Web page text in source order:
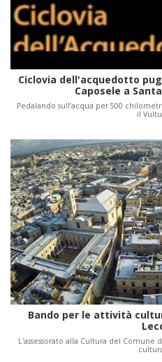
Ciclovia dell'acquedotto
Caposele a
Pedalando sull’acqua per 500
il
Bando per le attività
L'assessorato alla Cultura del